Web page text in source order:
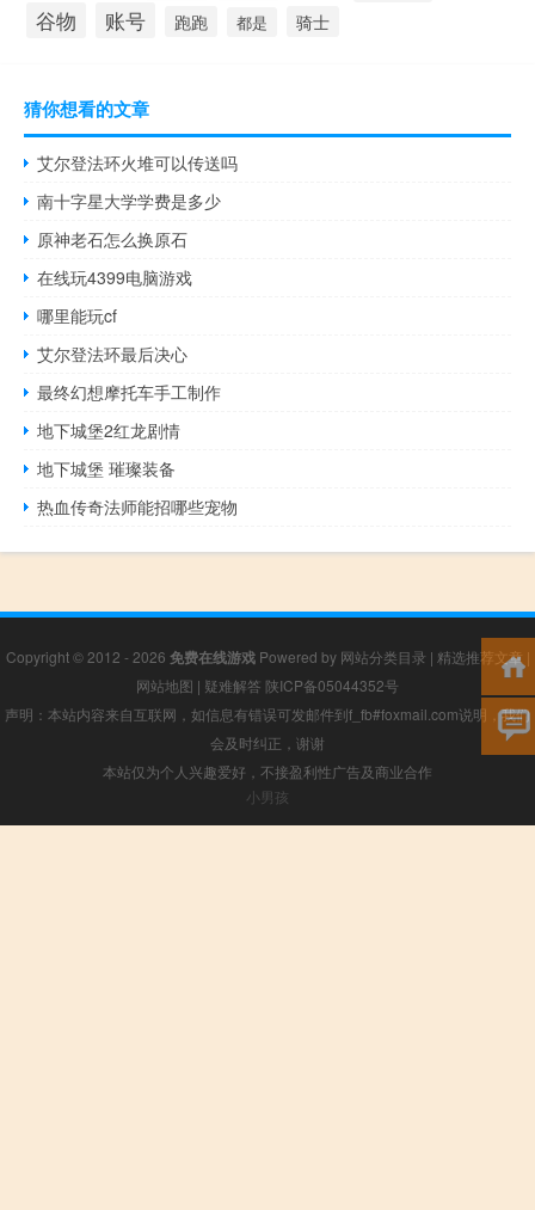
谷物 账号 跑跑 都是 骑士
猜你想看的文章
艾尔登法环火堆可以传送吗
南十字星大学学费是多少
原神老石怎么换原石
在线玩4399电脑游戏
哪里能玩cf
艾尔登法环最后决心
最终幻想摩托车手工制作
地下城堡2红龙剧情
地下城堡 璀璨装备
热血传奇法师能招哪些宠物
Copyright © 2012 - 2026 免费在线游戏Powered by 网站分类目录 | 精选推荐文章 |
网站地图 | 疑难解答 陕ICP备05044352号
声明：本站内容来自互联网，如信息有错误可发邮件到f_fb#foxmail.com说明，我们
会及时纠正，谢谢
本站仅为个人兴趣爱好，不接盈利性广告及商业合作
小男孩